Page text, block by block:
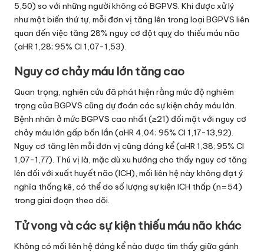
5,50) so với những người không có BGPVS. Khi được xử lý
như một biến thứ tự, mỗi đơn vị tăng lên trong loại BGPVS liên
quan đến việc tăng 28% nguy cơ đột quỵ do thiếu máu não
(aHR 1,28; 95% CI 1,07-1,53).
Nguy cơ chảy máu lớn tăng cao
Quan trọng, nghiên cứu đã phát hiện rằng mức độ nghiêm
trọng của BGPVS cũng dự đoán các sự kiện chảy máu lớn.
Bệnh nhân ở mức BGPVS cao nhất (≥21) đối mặt với nguy cơ
chảy máu lớn gấp bốn lần (aHR 4,04; 95% CI 1,17-13,92).
Nguy cơ tăng lên mỗi đơn vị cũng đáng kể (aHR 1,38; 95% CI
1,07-1,77). Thú vị là, mặc dù xu hướng cho thấy nguy cơ tăng
lên đối với xuất huyết não (ICH), mối liên hệ này không đạt ý
nghĩa thống kê, có thể do số lượng sự kiện ICH thấp (n=54)
trong giai đoạn theo dõi.
Tử vong và các sự kiện thiếu máu não khác
Không có mối liên hệ đáng kể nào được tìm thấy giữa gánh